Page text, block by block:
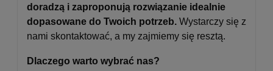
doradzą i zaproponują rozwiązanie idealnie
dopasowane do Twoich potrzeb. Wystarczy się z
nami skontaktować, a my zajmiemy się resztą.
Dlaczego warto wybrać nas?